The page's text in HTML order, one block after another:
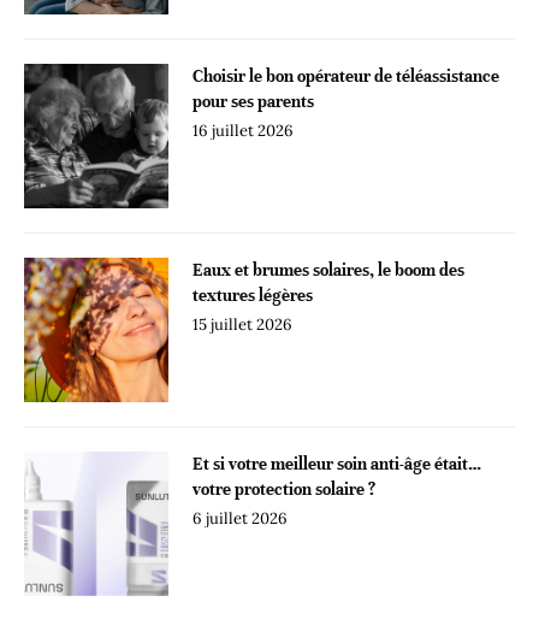
Choisir le bon opérateur de téléassistance
pour ses parents
16 juillet 2026
Eaux et brumes solaires, le boom des
textures légères
15 juillet 2026
Et si votre meilleur soin anti-âge était…
votre protection solaire ?
6 juillet 2026